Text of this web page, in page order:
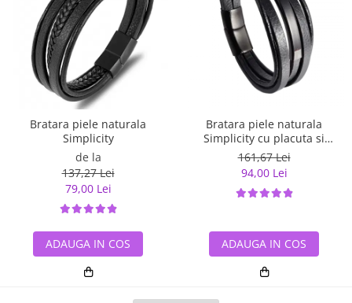
Bratara piele naturala
Simplicity
de la
137,27 Lei
79,00 Lei
ADAUGA IN COS
Bratara piele naturala
Simplicity cu placuta si
inchizatoare din inox
161,67 Lei
94,00 Lei
ADAUGA IN COS